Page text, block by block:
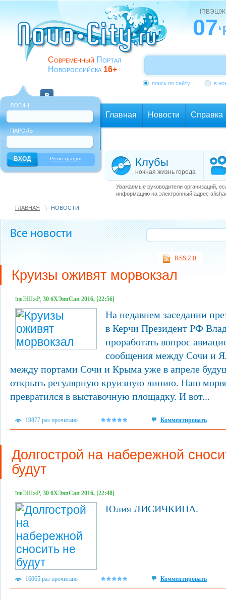
Современный Портал
Новороссийска 16+
07
поиск по сайту в
ЛОГИН
ПАРОЛЬ
Регистрация
Главная Новости Справка
Клубы
ночная жизнь города
Уважаемые руководители организаций,
информацию на электронный адрес
ГЛАВНАЯ НОВОСТИ
Все новости
RSS 2.0
Круизы оживят морвокзал
їпвЭШжР, 30 бХЭвпСап 2016, [22:56]
На недавнем заседании
в Керчи Президент РФ
проработать вопрос
сообщения между Сочи и
между портами Сочи и Крыма уже в апреле
открыть регулярную круизную линию. Наш
превратился в выставочную площадку. И вот...
19877 раз прочитано Комментировать
Долгострой на набережной
будут
їпвЭШжР, 30 бХЭвпСап 2016, [22:48]
Юлия ЛИСИЧКИНА.
16065 раз прочитано Комментировать